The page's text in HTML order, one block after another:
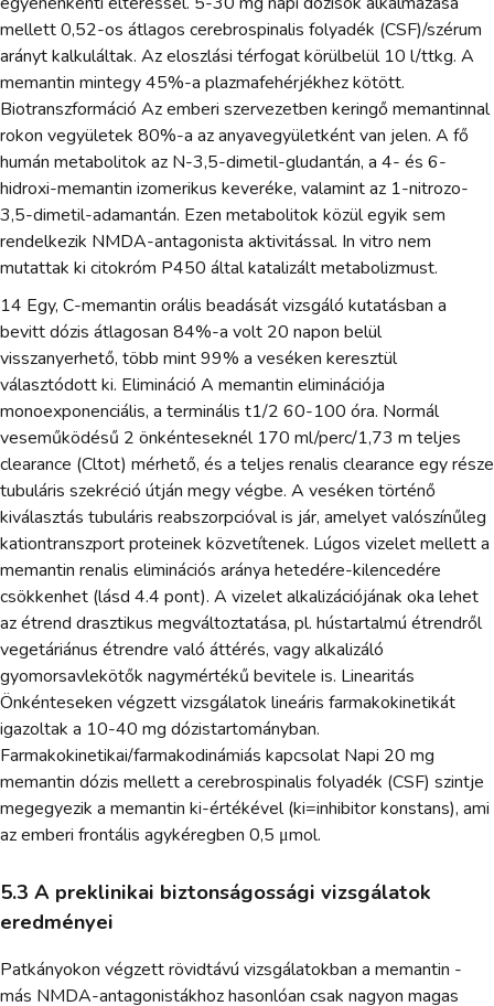
mellett 0,52-os átlagos cerebrospinalis folyadék (CSF)/szérum
arányt kalkuláltak. Az eloszlási térfogat körülbelül 10 l/ttkg. A
memantin mintegy 45%-a plazmafehérjékhez kötött.
Biotranszformáció Az emberi szervezetben keringő memantinnal
rokon vegyületek 80%-a az anyavegyületként van jelen. A fő
humán metabolitok az N-3,5-dimetil-gludantán, a 4- és 6-
hidroxi-memantin izomerikus keveréke, valamint az 1-nitrozo-
3,5-dimetil-adamantán. Ezen metabolitok közül egyik sem
rendelkezik NMDA-antagonista aktivitással. In vitro nem
mutattak ki citokróm P450 által katalizált metabolizmust.
14 Egy, C-memantin orális beadását vizsgáló kutatásban a
bevitt dózis átlagosan 84%-a volt 20 napon belül
visszanyerhető, több mint 99% a veséken keresztül
választódott ki. Elimináció A memantin eliminációja
monoexponenciális, a terminális t1/2 60-100 óra. Normál
veseműködésű 2 önkénteseknél 170 ml/perc/1,73 m teljes
clearance (Cltot) mérhető, és a teljes renalis clearance egy része
tubuláris szekréció útján megy végbe. A veséken történő
kiválasztás tubuláris reabszorpcióval is jár, amelyet valószínűleg
kationtranszport proteinek közvetítenek. Lúgos vizelet mellett a
memantin renalis eliminációs aránya hetedére-kilencedére
csökkenhet (lásd 4.4 pont). A vizelet alkalizációjának oka lehet
az étrend drasztikus megváltoztatása, pl. hústartalmú étrendről
vegetáriánus étrendre való áttérés, vagy alkalizáló
gyomorsavlekötők nagymértékű bevitele is. Linearitás
Önkénteseken végzett vizsgálatok lineáris farmakokinetikát
igazoltak a 10-40 mg dózistartományban.
Farmakokinetikai/farmakodinámiás kapcsolat Napi 20 mg
memantin dózis mellett a cerebrospinalis folyadék (CSF) szintje
megegyezik a memantin ki-értékével (ki=inhibitor konstans), ami
az emberi frontális agykéregben 0,5 μmol.
5.3 A preklinikai biztonságossági vizsgálatok
eredményei
Patkányokon végzett rövidtávú vizsgálatokban a memantin -
más NMDA-antagonistákhoz hasonlóan csak nagyon magas